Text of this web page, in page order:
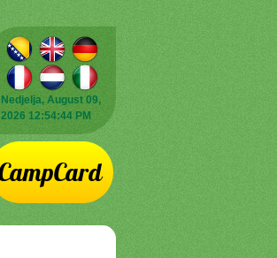
Nedjelja, August 09,
2026 12:54:44 PM